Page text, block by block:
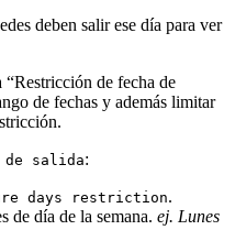
deben salir ese día para ver
de fecha de
de fechas y además limitar
de salida:
days restriction.
de día de la semana. ej. Lunes